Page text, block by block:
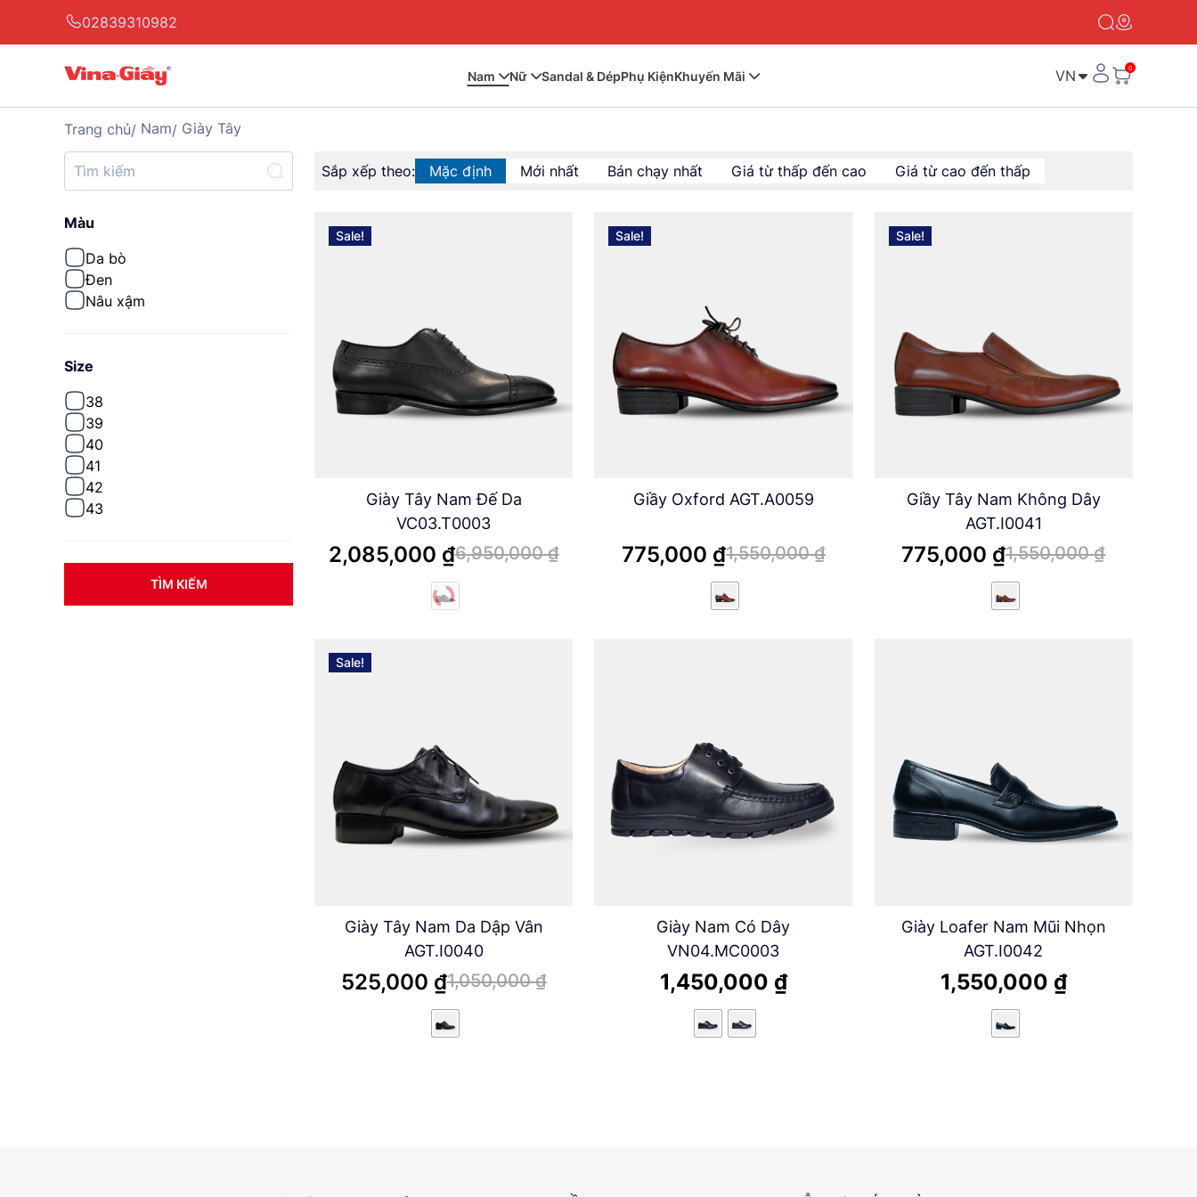
02839310982
Nam Nữ Sandal & DépPhụ KiệnKhuyến Mãi VN
Trang chủ Nam Giày Tây
Màu
Da bò
Đen
Nâu xậm
Size
38
39
40
41
42
43
TÌM KIẾM
Sắp xếp theo: Mặc định Mới nhất Bán chạy nhất Giá từ thấp đến cao Giá từ cao đến thấp
Sale!
Giày Tây Nam Đế Da
VC03.T0003
2,085,000 ₫6,950,000₫
Sale!
Giầy Oxford AGT.A0059
775,000 ₫1,550,000₫
Sale!
Giầy Tây Nam Không Dây
AGT.I0041
775,000 ₫1,550,000₫
Sale!
Giày Tây Nam Da Dập Vân
AGT.I0040
525,000 ₫1,050,000₫
Giày Nam Có Dây
VN04.MC0003
1,450,000 ₫
Giày Loafer Nam Mũi Nhọn
AGT.I0042
1,550,000 ₫